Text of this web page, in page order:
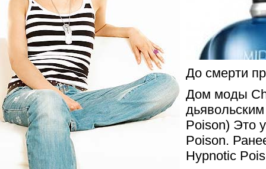
До смерти
Дом моды
Poison) Это
Poison.
Hypnotic